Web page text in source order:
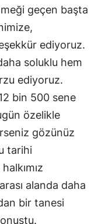
geçen başta
ediyoruz.
soluklu hem
ediyoruz.
bin 500 sene
özelikle
gözünüz
tarihi
alanda daha
bir tanesi